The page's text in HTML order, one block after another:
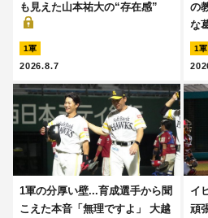
も見えた山本祐大の“存在感”
1軍
2026.8.7
の
な
1軍
1軍の分厚い壁...育成選手から聞
こえた本音「無理ですよ」 大越
イ
頑